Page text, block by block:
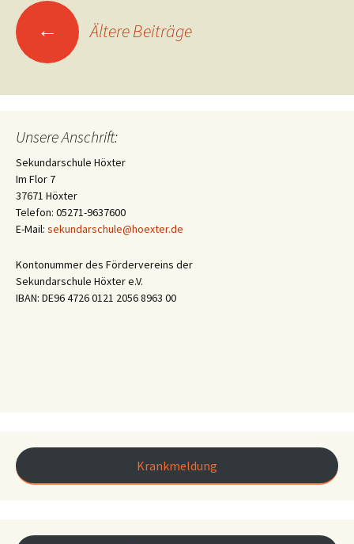
Beitragsnavigation
← Ältere Beiträge
Unsere Anschrift:
Sekundarschule Höxter
Im Flor 7
37671 Höxter
Telefon: 05271-9637600
E-Mail: sekundarschule@hoexter.de
Kontonummer des Fördervereins der
Sekundarschule Höxter e.V.
IBAN: DE96 4726 0121 2056 8963 00
Krankmeldung